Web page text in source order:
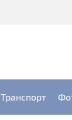
Транспорт